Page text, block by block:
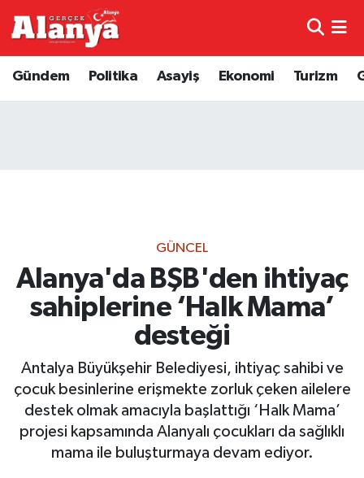
Gündem Politika Asayiş Ekonomi Turizm
GÜNCEL
Alanya'da BŞB'den ihtiyaç
sahiplerine ‘Halk Mama’
desteği
Antalya Büyükşehir Belediyesi, ihtiyaç sahibi ve
çocuk besinlerine erişmekte zorluk çeken ailelere
destek olmak amacıyla başlattığı ‘Halk Mama’
projesi kapsamında Alanyalı çocukları da sağlıklı
mama ile buluşturmaya devam ediyor.
Genel
Dünya
Gizlilik İlkeleri - Privacy Policy
Güncel
Trafik Durumu
Haber Arşivi